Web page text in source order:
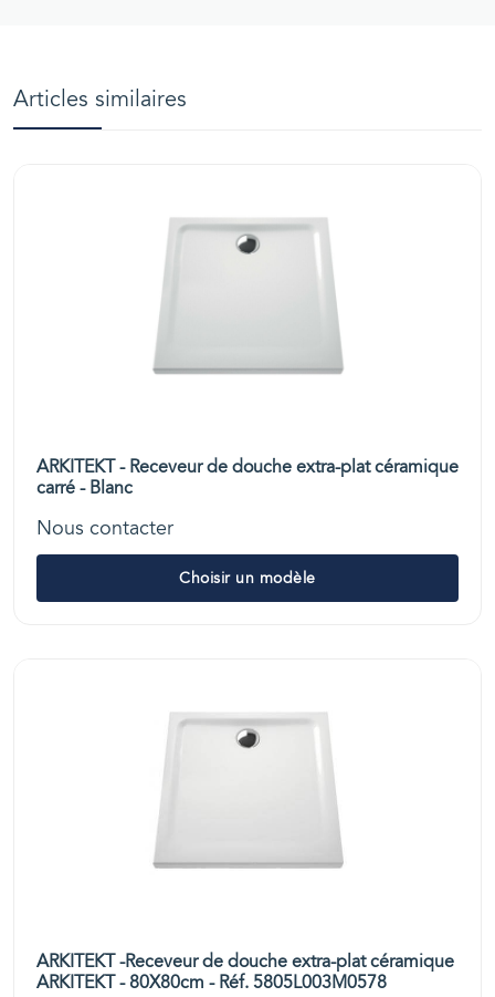
Articles similaires
ARKITEKT - Receveur de douche extra-plat céramique
carré - Blanc
Nous contacter
Choisir un modèle
ARKITEKT -Receveur de douche extra-plat céramique
ARKITEKT - 80X80cm - Réf. 5805L003M0578